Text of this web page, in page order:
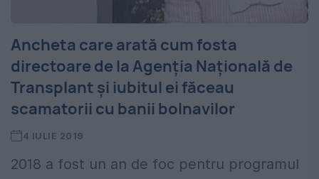
Ancheta care arată cum fosta
directoare de la Agenția Națională de
Transplant și iubitul ei făceau
scamatorii cu banii bolnavilor
4 IULIE 2019
2018 a fost un an de foc pentru programul